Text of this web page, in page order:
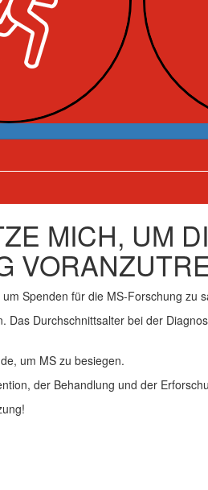
MICH, UM
Spenden für die MS-Forschung zu
Das Durchschnittsalter bei der
um MS zu besiegen.
der Behandlung und der